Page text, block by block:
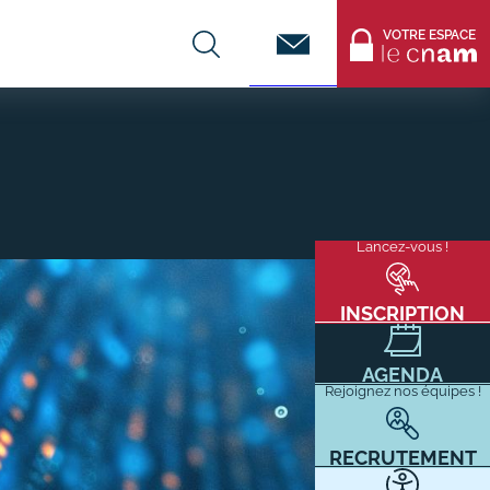
Menu
flottant
Lancez-vous !
INSCRIPTION
AGENDA
Rejoignez nos équipes !
RECRUTEMENT
VOTRE ESPACE
Former ses salariés
Accueillir un alternant ?
Taxe d'apprentissage
Infos enseignants
Être enseignant au Cnam
Infos partenaires
Liste des partenaires